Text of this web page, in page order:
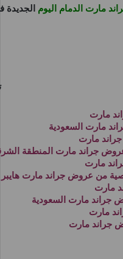
مارت الدمام اليوم
مارت
مارت السعودية
مارت
جراند مارت المنطقة
مارت
من عروض جراند مارت
مارت
جراند مارت السعودية
مارت
جراند مارت